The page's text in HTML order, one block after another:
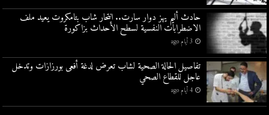
حادث أليم يهز دوار سارت.. انتحار شاب بتامكروت يعيد ملف
الاضطرابات النفسية لسطح الأحداث بزاكورة
3 أيام ago
تفاصيل الحالة الصحية لشاب تعرض لدغة أفعى بورزازات وتدخل
عاجل للقطاع الصحي
4 أيام ago